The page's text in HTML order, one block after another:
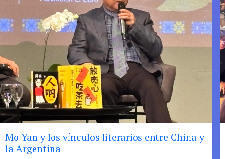
Mo Yan y los vínculos literarios entre China y
la Argentina